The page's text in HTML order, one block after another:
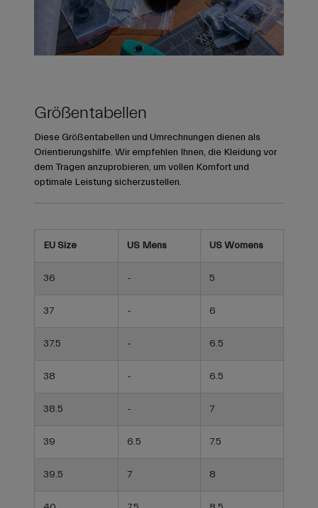
Größentabellen
Diese Größentabellen und Umrechnungen dienen als
Orientierungshilfe. Wir empfehlen Ihnen, die Kleidung vor
dem Tragen anzuprobieren, um vollen Komfort und
optimale Leistung sicherzustellen.
EU Size US Mens US Womens
36 - 5
37 - 6
37.5 - 6.5
38 - 6.5
38.5 - 7
39 6.5 7.5
39.5 7 8